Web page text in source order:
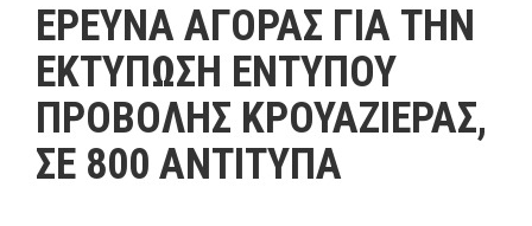
ΕΡΕΥΝΑ ΑΓΟΡΑΣ ΓΙΑ ΤΗΝ
ΕΚΤΥΠΩΣΗ ΕΝΤΥΠΟΥ
ΠΡΟΒΟΛΗΣ ΚΡΟΥΑΖΙΕΡΑΣ,
ΣΕ 800 ΑΝΤΙΤΥΠΑ